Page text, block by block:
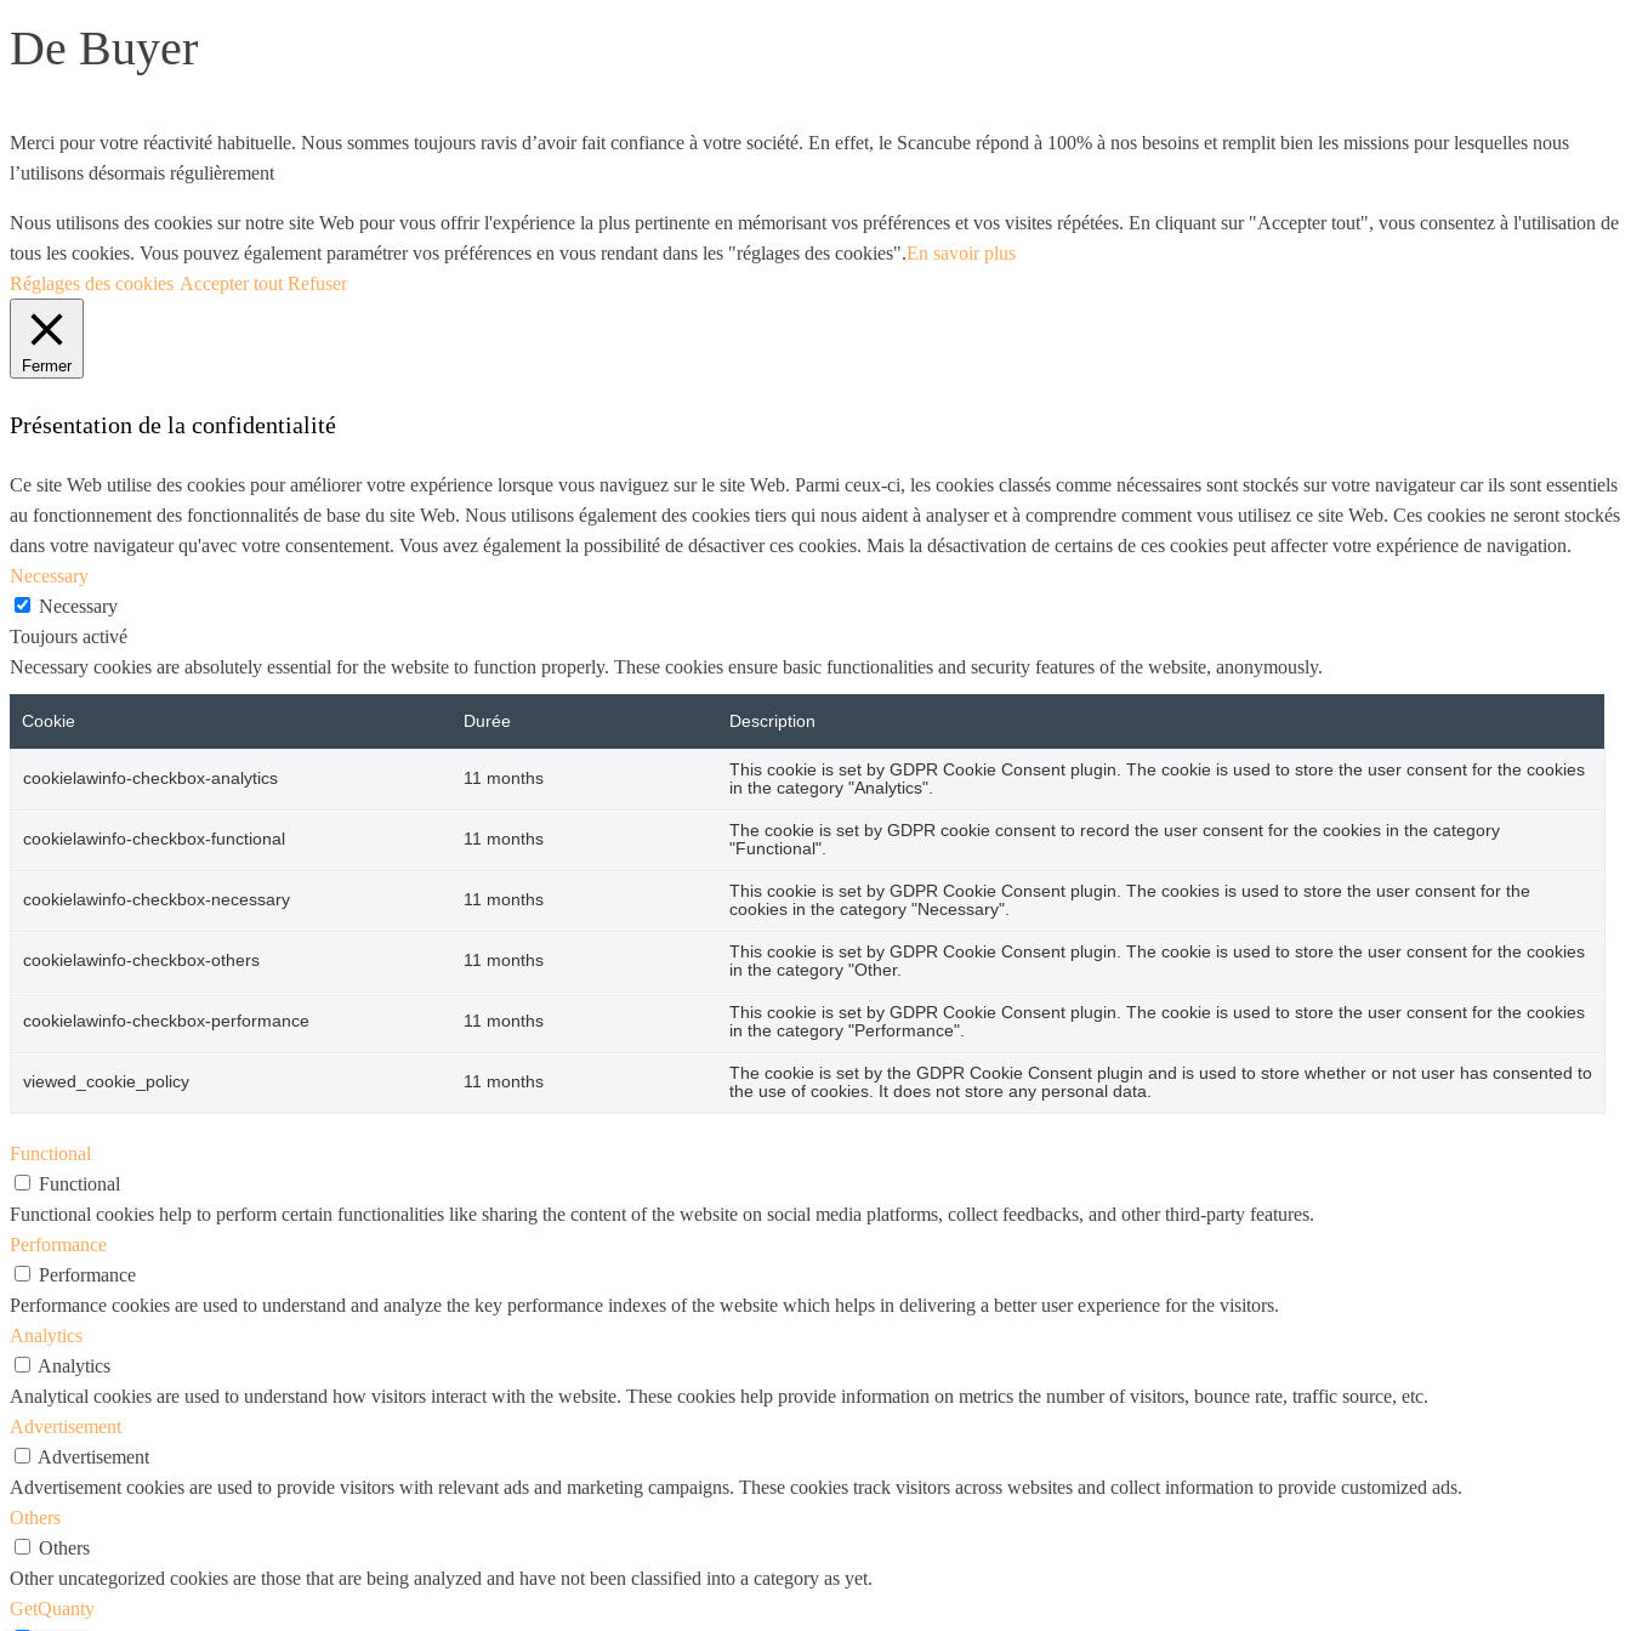
De Buyer
Merci pour votre réactivité habituelle. Nous sommes toujours ravis d’avoir fait confiance à votre société. En effet, le Scancube répond à 100% à nos besoins et remplit bien les missions pour lesquelles nous
l’utilisons désormais régulièrement
Nous utilisons des cookies sur notre site Web pour vous offrir l'expérience la plus pertinente en mémorisant vos préférences et vos visites répétées. En cliquant sur "Accepter tout", vous consentez à l'utilisation de
tous les cookies. Vous pouvez également paramétrer vos préférences en vous rendant dans les "réglages des cookies".En savoir plus
Réglages des cookies Accepter tout Refuser
Fermer
Présentation de la confidentialité
Ce site Web utilise des cookies pour améliorer votre expérience lorsque vous naviguez sur le site Web. Parmi ceux-ci, les cookies classés comme nécessaires sont stockés sur votre navigateur car ils sont essentiels
au fonctionnement des fonctionnalités de base du site Web. Nous utilisons également des cookies tiers qui nous aident à analyser et à comprendre comment vous utilisez ce site Web. Ces cookies ne seront stockés
dans votre navigateur qu'avec votre consentement. Vous avez également la possibilité de désactiver ces cookies. Mais la désactivation de certains de ces cookies peut affecter votre expérience de navigation.
Necessary
Necessary
Toujours activé
Necessary cookies are absolutely essential for the website to function properly. These cookies ensure basic functionalities and security features of the website, anonymously.
Cookie Durée Description
cookielawinfo-checkbox-analytics 11 months
This cookie is set by GDPR Cookie Consent plugin. The cookie is used to store the user consent for the cookies
in the category "Analytics".
cookielawinfo-checkbox-functional 11 months
The cookie is set by GDPR cookie consent to record the user consent for the cookies in the category
"Functional".
cookielawinfo-checkbox-necessary 11 months
This cookie is set by GDPR Cookie Consent plugin. The cookies is used to store the user consent for the
cookies in the category "Necessary".
cookielawinfo-checkbox-others 11 months
This cookie is set by GDPR Cookie Consent plugin. The cookie is used to store the user consent for the cookies
in the category "Other.
cookielawinfo-checkbox-performance 11 months
This cookie is set by GDPR Cookie Consent plugin. The cookie is used to store the user consent for the cookies
in the category "Performance".
viewed_cookie_policy 11 months
The cookie is set by the GDPR Cookie Consent plugin and is used to store whether or not user has consented to
the use of cookies. It does not store any personal data.
Functional
Functional
Functional cookies help to perform certain functionalities like sharing the content of the website on social media platforms, collect feedbacks, and other third-party features.
Performance
Performance
Performance cookies are used to understand and analyze the key performance indexes of the website which helps in delivering a better user experience for the visitors.
Analytics
Analytics
Analytical cookies are used to understand how visitors interact with the website. These cookies help provide information on metrics the number of visitors, bounce rate, traffic source, etc.
Advertisement
Advertisement
Advertisement cookies are used to provide visitors with relevant ads and marketing campaigns. These cookies track visitors across websites and collect information to provide customized ads.
Others
Others
Other uncategorized cookies are those that are being analyzed and have not been classified into a category as yet.
GetQuanty